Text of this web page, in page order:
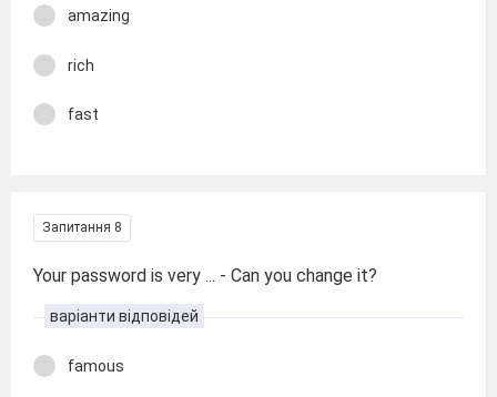
amazing
rich
fast
Запитання 8
Your password is very ... - Can you change it?
варіанти відповідей
famous